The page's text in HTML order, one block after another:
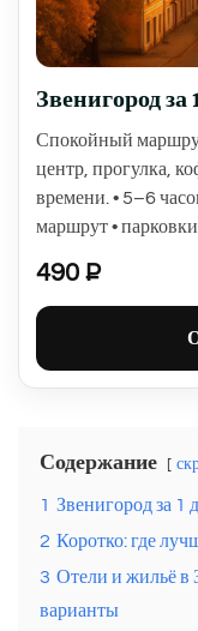
Звенигород за
Спокойный
центр, прогулка,
времени. • 5–6
маршрут •
490 ₽
Содержание
1 Звенигород за 1
2 Коротко: где
3 Отели и жильё в
варианты